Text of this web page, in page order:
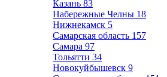
Казань 83
Набережные Челны 18
Нижнекамск 5
Самарская область 157
Самара 97
Тольятти 34
Новокуйбышевск 9